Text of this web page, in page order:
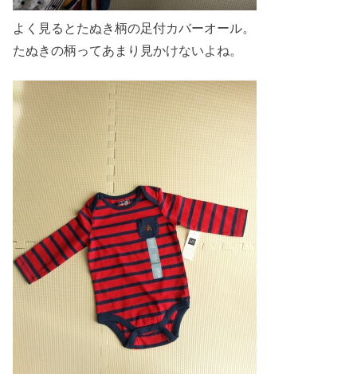
よく見るとたぬき柄の足付カバーオール。
たぬきの柄ってあまり見かけないよね。